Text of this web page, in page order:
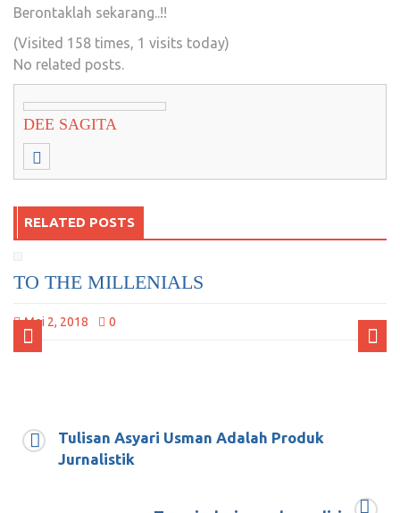
Berontaklah sekarang..!!
(Visited 158 times, 1 visits today)
No related posts.
DEE SAGITA
RELATED POSTS
TO THE MILLENIALS
Mei 2, 2018 0
Tulisan Asyari Usman Adalah Produk
Jurnalistik